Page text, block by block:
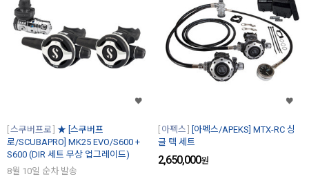
스쿠버프로 ★ [스쿠버프
로/SCUBAPRO] MK25 EVO/S600 +
S600 (DIR 세트 무상 업그레이드)
8월 10일 순차 발송
아펙스
[아펙스/APEKS] MTX-RC 싱
글 텍 세트
2,650,000원